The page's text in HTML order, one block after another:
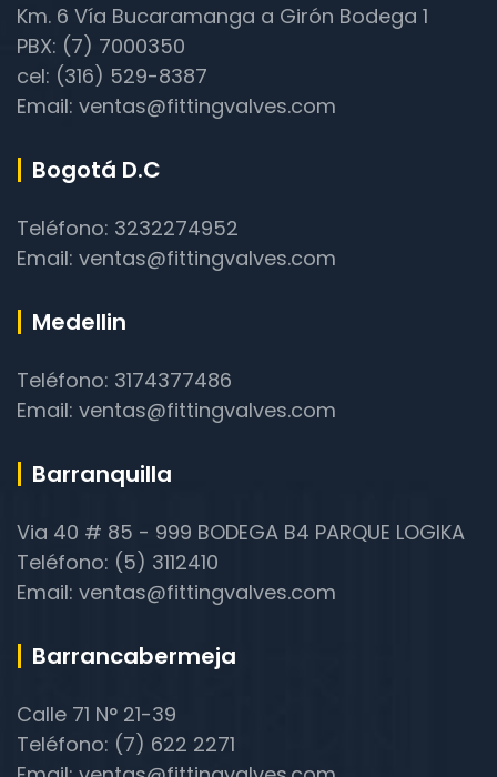
Km. 6 Vía Bucaramanga a Girón Bodega 1
PBX: (7) 7000350
cel: (316) 529-8387
Email: ventas@fittingvalves.com
Bogotá D.C
Teléfono: 3232274952
Email: ventas@fittingvalves.com
Medellin
Teléfono: 3174377486
Email: ventas@fittingvalves.com
Barranquilla
Via 40 # 85 - 999 BODEGA B4 PARQUE LOGIKA
Teléfono: (5) 3112410
Email: ventas@fittingvalves.com
Barrancabermeja
Calle 71 N° 21-39
Teléfono: (7) 622 2271